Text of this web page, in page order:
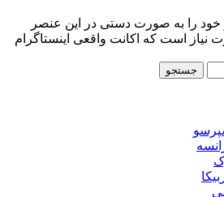
را به صورت دستی در این عنصر
نیاز است که اکانت واقعی اینستاگرام
جستجو